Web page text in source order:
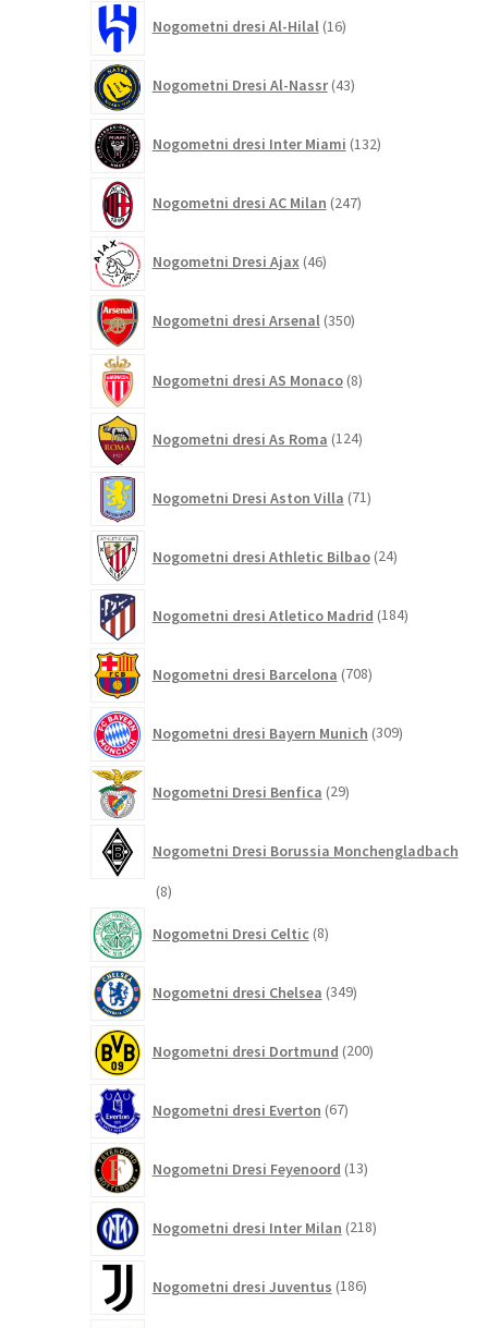
Nogometni dresi Al-Hilal 16izdelkov
Nogometni Dresi Al-Nassr 43izdelkov
Nogometni dresi Inter Miami 132izdelkov
Nogometni dresi AC Milan 247izdelkov
Nogometni Dresi Ajax 46izdelkov
Nogometni dresi Arsenal 350izdelkov
Nogometni dresi AS Monaco 8izdelkov
Nogometni dresi As Roma 124izdelkov
Nogometni Dresi Aston Villa 71izdelkov
Nogometni dresi Athletic Bilbao 24izdelkov
Nogometni dresi Atletico Madrid 184izdelkov
Nogometni dresi Barcelona 708izdelkov
Nogometni dresi Bayern Munich 309izdelkov
Nogometni Dresi Benfica 29izdelkov
Nogometni Dresi Borussia Monchengladbach
88
Nogometni Dresi Celtic 8izdelkov
Nogometni dresi Chelsea 349izdelkov
Nogometni dresi Dortmund 200izdelkov
Nogometni dresi Everton 67izdelkov
Nogometni Dresi Feyenoord 13izdelkov
Nogometni dresi Inter Milan 218izdelkov
Nogometni dresi Juventus 186izdelkov